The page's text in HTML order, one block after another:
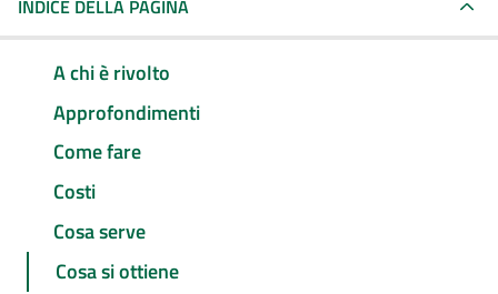
INDICE DELLA PAGINA
A chi è rivolto
Approfondimenti
Come fare
Costi
Cosa serve
Cosa si ottiene